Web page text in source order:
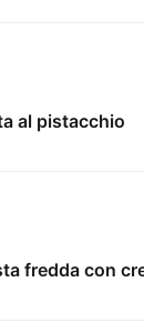
al pistacchio
fredda con